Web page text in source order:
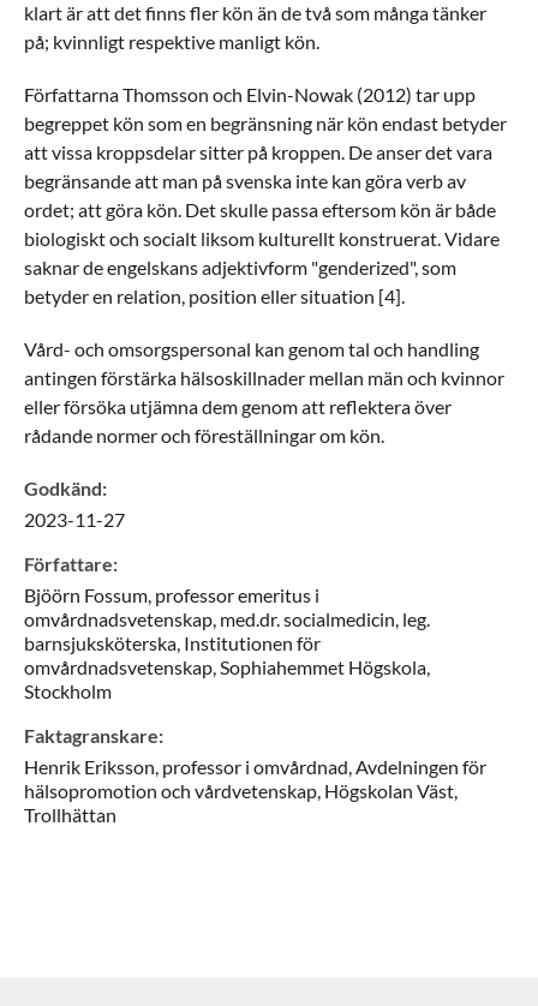
klart är att det finns fler kön än de två som många tänker
på; kvinnligt respektive manligt kön.
Författarna Thomsson och Elvin-Nowak (2012) tar upp
begreppet kön som en begränsning när kön endast betyder
att vissa kroppsdelar sitter på kroppen. De anser det vara
begränsande att man på svenska inte kan göra verb av
ordet; att göra kön. Det skulle passa eftersom kön är både
biologiskt och socialt liksom kulturellt konstruerat. Vidare
saknar de engelskans adjektivform "genderized", som
betyder en relation, position eller situation [4].
Vård- och omsorgspersonal kan genom tal och handling
antingen förstärka hälsoskillnader mellan män och kvinnor
eller försöka utjämna dem genom att reflektera över
rådande normer och föreställningar om kön.
Godkänd:
2023-11-27
Författare:
Bjöörn Fossum, professor emeritus i
omvårdnadsvetenskap, med.dr. socialmedicin, leg.
barnsjuksköterska, Institutionen för
omvårdnadsvetenskap, Sophiahemmet Högskola,
Stockholm
Faktagranskare:
Henrik Eriksson, professor i omvårdnad,Avdelningen för
hälsopromotion och vårdvetenskap, Högskolan Väst,
Trollhättan